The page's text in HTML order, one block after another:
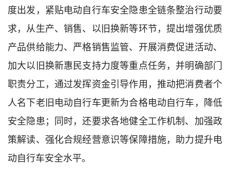
度出发，紧贴电动自行车安全隐患全链条整治行动要
求，从生产、销售、以旧换新等环节，提出增强优质
产品供给能力、严格销售监管、开展消费促进活动、
加大以旧换新惠民支持力度等重点任务，并明确部门
职责分工，通过发挥资金引导作用，推动把消费者个
人名下老旧电动自行车更新为合格电动自行车，降低
安全隐患；同时，还要求各地健全工作机制、加强政
策解读、强化合规经营意识等保障措施，助力提升电
动自行车安全水平。